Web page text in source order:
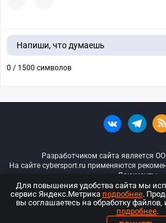
Напиши, что думаешь
0 / 1500 символов
Разработчиком сайта является
На сайте cybersport.ru применяются
Документы
© ООО «Киберспорт.ру» — Все
18+
Для повышения удобства сайта мы
сервис Яндекс.Метрика подробнее.
вы соглашаетесь на обработку
подробнее.